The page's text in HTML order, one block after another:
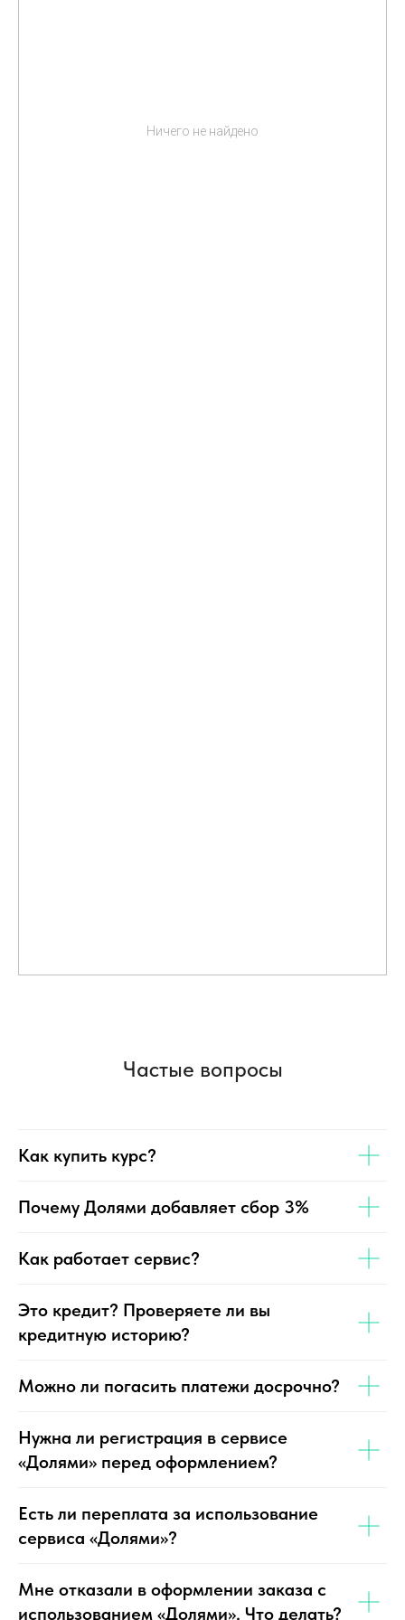
Ничего не найдено
Частые вопросы
Как купить курс?
Почему Долями добавляет сбор 3%
Как работает сервис?
Это кредит? Проверяете ли вы
кредитную историю?
Можно ли погасить платежи досрочно?
Нужна ли регистрация в сервисе
«Долями» перед оформлением?
Есть ли переплата за использование
сервиса «Долями»?
Мне отказали в оформлении заказа с
использованием «Долями». Что делать?